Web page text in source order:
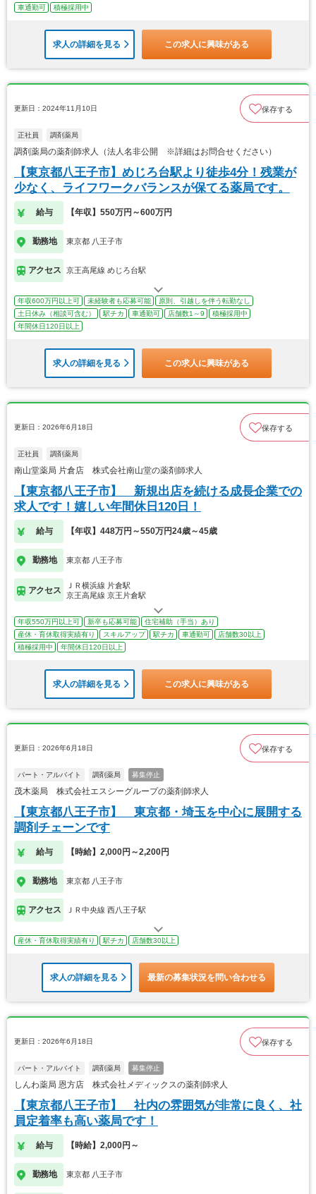
車通勤可 積極採用中
求人の詳細を見る この求人に興味がある
更新日：2024年11月10日 保存する
正社員 調剤薬局
調剤薬局の薬剤師求人（法人名非公開 ※詳細はお問合せください）
【東京都八王子市】めじろ台駅より徒歩4分！残業が
少なく、ライフワークバランスが保てる薬局です。
給与 【年収】550万円～600万円
勤務地 東京都 八王子市
アクセス 京王高尾線 めじろ台駅
年収600万円以上可 未経験者も応募可能
原則、引越しを伴う転勤なし
土日休み（相談可含む）
駅チカ 車通勤可 店舗数1～9
積極採用中
年間休日120日以上
求人の詳細を見る この求人に興味がある
更新日：2026年6月18日 保存する
正社員 調剤薬局
南山堂薬局 片倉店 株式会社南山堂の薬剤師求人
【東京都八王子市】 新規出店を続ける成長企業での
求人です！嬉しい年間休日120日！
給与 【年収】448万円～550万円24歳～45歳
勤務地 東京都 八王子市
アクセス
ＪＲ横浜線 片倉駅
京王高尾線 京王片倉駅
年収550万円以上可 新卒も応募可能
住宅補助（手当）あり
産休・育休取得実績有り
スキルアップ 駅チカ 車通勤可
店舗数30以上
積極採用中
年間休日120日以上
求人の詳細を見る この求人に興味がある
更新日：2026年6月18日 保存する
パート・アルバイト 調剤薬局 募集停止
茂木薬局 株式会社エスシーグループの薬剤師求人
【東京都八王子市】 東京都・埼玉を中心に展開する
調剤チェーンです
給与 【時給】2,000円～2,200円
勤務地 東京都 八王子市
アクセス ＪＲ中央線 西八王子駅
産休・育休取得実績有り 駅チカ 店舗数30以上
求人の詳細を見る 最新の募集状況を問い合わせる
更新日：2026年6月18日 保存する
パート・アルバイト 調剤薬局 募集停止
しんわ薬局 恩方店 株式会社メディックスの薬剤師求人
【東京都八王子市】 社内の雰囲気が非常に良く、社
員定着率も高い薬局です！
給与 【時給】2,000円～
勤務地 東京都 八王子市